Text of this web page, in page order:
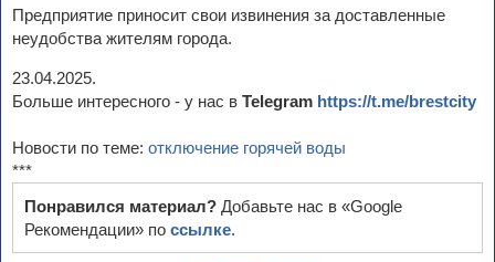
Предприятие приносит свои извинения за доставленные
неудобства жителям города.
23.04.2025.
Больше интересного - у нас в Telegram https://t.me/brestcity
Новости по теме: отключение горячей воды
***
Понравился материал? Добавьте нас в «Google
Рекомендации» по ссылке.